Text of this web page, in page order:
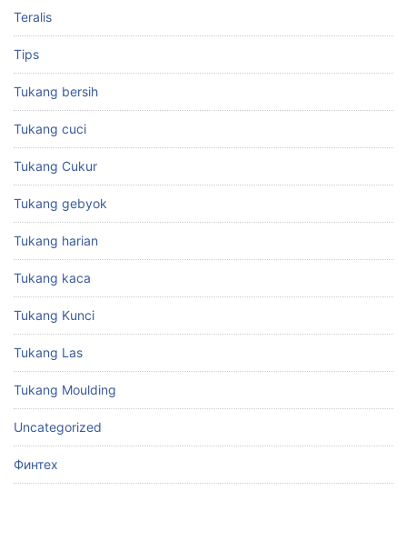
Teralis
Tips
Tukang bersih
Tukang cuci
Tukang Cukur
Tukang gebyok
Tukang harian
Tukang kaca
Tukang Kunci
Tukang Las
Tukang Moulding
Uncategorized
Финтех